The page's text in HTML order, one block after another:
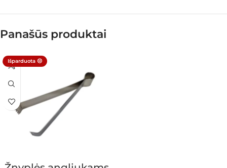
Panašūs produktai
Išparduota 😔